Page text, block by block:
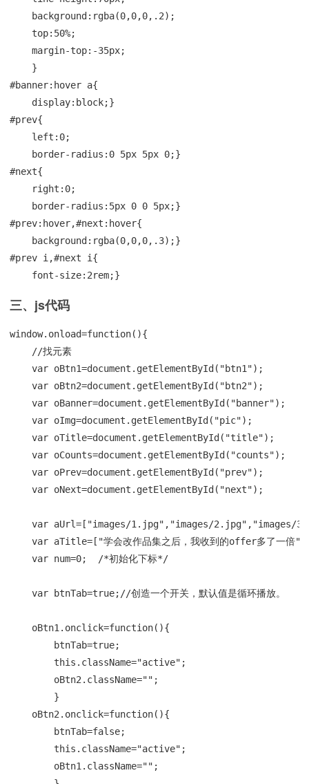
background:rgba(0,0,0,.2);
top:50%;
margin-top:-35px;
}
#banner:hover a{
display:block;}
#prev{
left:0;
border-radius:0 5px 5px 0;}
#next{
right:0;
border-radius:5px 0 0 5px;}
#prev:hover,#next:hover{
background:rgba(0,0,0,.3);}
#prev i,#next i{
font-size:2rem;}
三、js代码
window.onload=function(){
//找元素
var oBtn1=document.getElementById("btn1");
var oBtn2=document.getElementById("btn2");
var oBanner=document.getElementById("banner");
var oImg=document.getElementById("pic");
var oTitle=document.getElementById("title");
var oCounts=document.getElementById("counts");
var oPrev=document.getElementById("prev");
var oNext=document.getElementById("next");
var aUrl=["images/1.jpg","images/2.jpg","images/
var aTitle=["学会改作品集之后，我收到的offer多了一倍","超
var num=0;  /*初始化下标*/
var btnTab=true;//创造一个开关，默认值是循环播放。
oBtn1.onclick=function(){
btnTab=true;
this.className="active";
oBtn2.className="";
}
oBtn2.onclick=function(){
btnTab=false;
this.className="active";
oBtn1.className="";